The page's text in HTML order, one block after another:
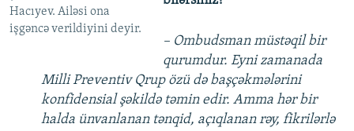
Hacıyev. Ailəsi ona
işgəncə verildiyini deyir.
– Ombudsman müstəqil bir
qurumdur. Eyni zamanada
Milli Preventiv Qrup özü də başçəkmələrini
konfidensial şəkildə təmin edir. Amma hər bir
halda ünvanlanan tənqid, açıqlanan rəy, fikrilərlə